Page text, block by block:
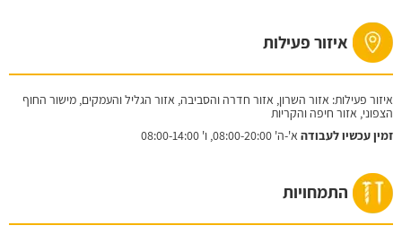
איזור פעילות
איזור פעילות: אזור השרון, אזור חדרה והסביבה, אזור הגליל והעמקים, מישור החוף
הצפוני, אזור חיפה והקריות
זמין עכשיו לעבודה א'-ה'08:00-20:00, ו'08:00-14:00
התמחויות